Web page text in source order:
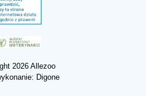
2026 Allezoo
Digone